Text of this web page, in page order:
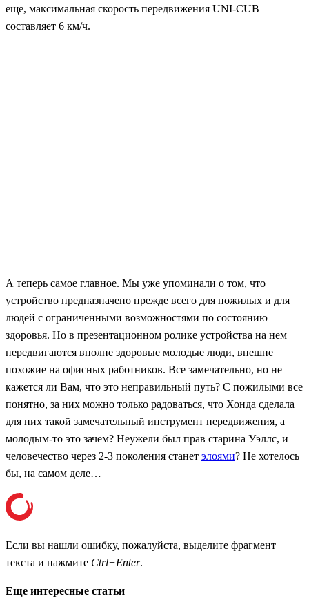
еще, максимальная скорость передвижения UNI-CUB
составляет 6 км/ч.
А теперь самое главное. Мы уже упоминали о том, что
устройство предназначено прежде всего для пожилых и для
людей с ограниченными возможностями по состоянию
здоровья. Но в презентационном ролике устройства на нем
передвигаются вполне здоровые молодые люди, внешне
похожие на офисных работников. Все замечательно, но не
кажется ли Вам, что это неправильный путь? С пожилыми все
понятно, за них можно только радоваться, что Хонда сделала
для них такой замечательный инструмент передвижения, а
молодым-то это зачем? Неужели был прав старина Уэллс, и
человечество через 2-3 поколения станет элоями? Не хотелось
бы, на самом деле…
Если вы нашли ошибку, пожалуйста, выделите фрагмент
текста и нажмите Ctrl+Enter.
Еще интересные статьи